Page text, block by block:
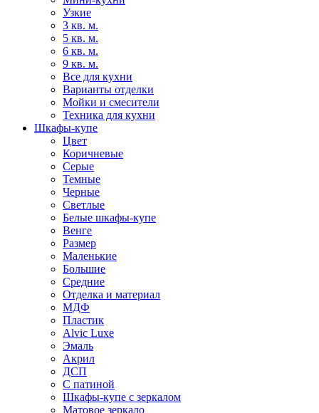
Узкие
3 кв. м.
5 кв. м.
6 кв. м.
9 кв. м.
Все для кухни
Варианты отделки
Мойки и смесители
Техника для кухни
Шкафы-купе
Цвет
Коричневые
Серые
Темные
Черные
Светлые
Белые шкафы-купе
Венге
Размер
Маленькие
Большие
Средние
Отделка и материал
МДФ
Пластик
Alvic Luxe
Эмаль
Акрил
ДСП
С патиной
Шкафы-купе с зеркалом
Матовое зеркало